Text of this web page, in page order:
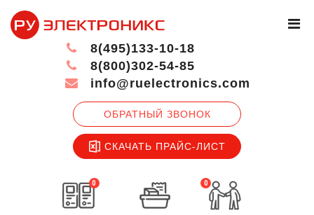
ОБРАТНЫЙ ЗВОНОК
СКАЧАТЬ ПРАЙС-ЛИСТ
8(495)133-10-18
8(800)302-54-85
info@ruelectronics.com
0 0